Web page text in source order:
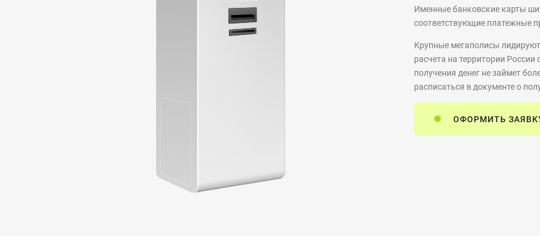
Именные банковские карты
соответствующие платежные
Крупные мегаполисы
расчета на территории
получения денег не займет
расписаться в документе о
ОФОРМИТЬ